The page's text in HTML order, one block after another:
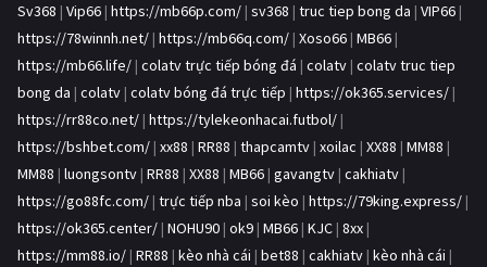
Sv368 | Vip66 | https://mb66p.com/ | sv368 | truc tiep bong da | VIP66 |
https://78winnh.net/ | https://mb66q.com/ | Xoso66 | MB66 |
https://mb66.life/ | colatv trực tiếp bóng đá | colatv | colatv truc tiep
bong da | colatv | colatv bóng đá trực tiếp | https://ok365.services/ |
https://rr88co.net/ | https://tylekeonhacai.futbol/ |
https://bshbet.com/ | xx88 | RR88 | thapcamtv | xoilac | XX88 | MM88 |
MM88 | luongsontv | RR88 | XX88 | MB66 | gavangtv | cakhiatv |
https://go88fc.com/ | trực tiếp nba | soi kèo | https://79king.express/ |
https://ok365.center/ | NOHU90 | ok9 | MB66 | KJC | 8xx |
https://mm88.io/ | RR88 | kèo nhà cái | bet88 | cakhiatv | kèo nhà cái |